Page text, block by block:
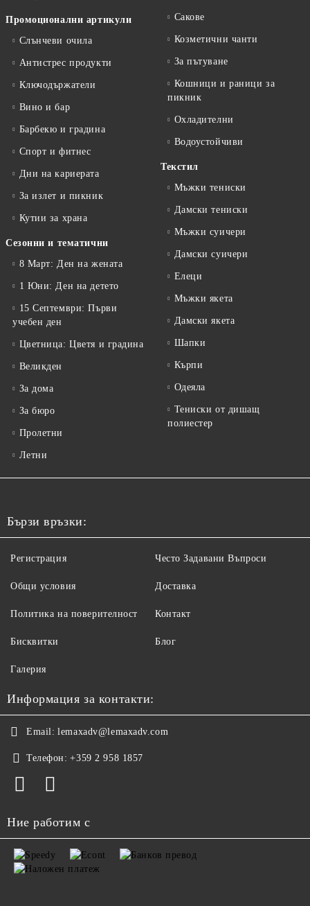
Промоционални артикули
Слънчеви очила
Антистрес продукти
Ключодържатели
Вино и бар
Барбекю и градина
Спорт и фитнес
Дни на кариерата
За излет и пикник
Кутии за храна
Сезонни и тематични
8 Март: Ден на жената
1 Юни: Ден на детето
15 Септември: Първи
учебен ден
Цветница: Цветя и градина
Великден
За дома
За бюро
Пролетни
Летни
Сакове
Козметични чанти
За пътуване
Кошници и раници за
пикник
Охладителни
Водоустойчиви
Текстил
Мъжки тениски
Дамски тениски
Мъжки суичери
Дамски суичери
Елеци
Мъжки якета
Дамски якета
Шапки
Кърпи
Одеяла
Тениски от дишащ
полиестер
Бързи връзки:
Регистрация
Общи условия
Политика на поверителност
Бисквитки
Често Задавани Въпроси
Доставка
Контакт
Блог
Галерия
Информация за контакти:
Email: lemaxadv@lemaxadv.com
Телефон: +359 2 958 1857
Ние работим с